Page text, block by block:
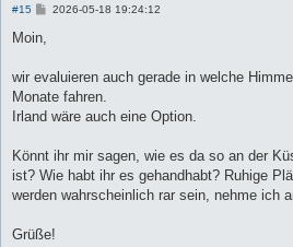
#15
B
a
2026-05-18 19:24:12
Moin,
wir evaluieren auch gerade in welche
Monate fahren.
Irland wäre auch eine Option.
Könnt ihr mir sagen, wie es da so an der
ist? Wie habt ihr es gehandhabt? Ruhige
werden wahrscheinlich rar sein, nehme ich
Grüße!